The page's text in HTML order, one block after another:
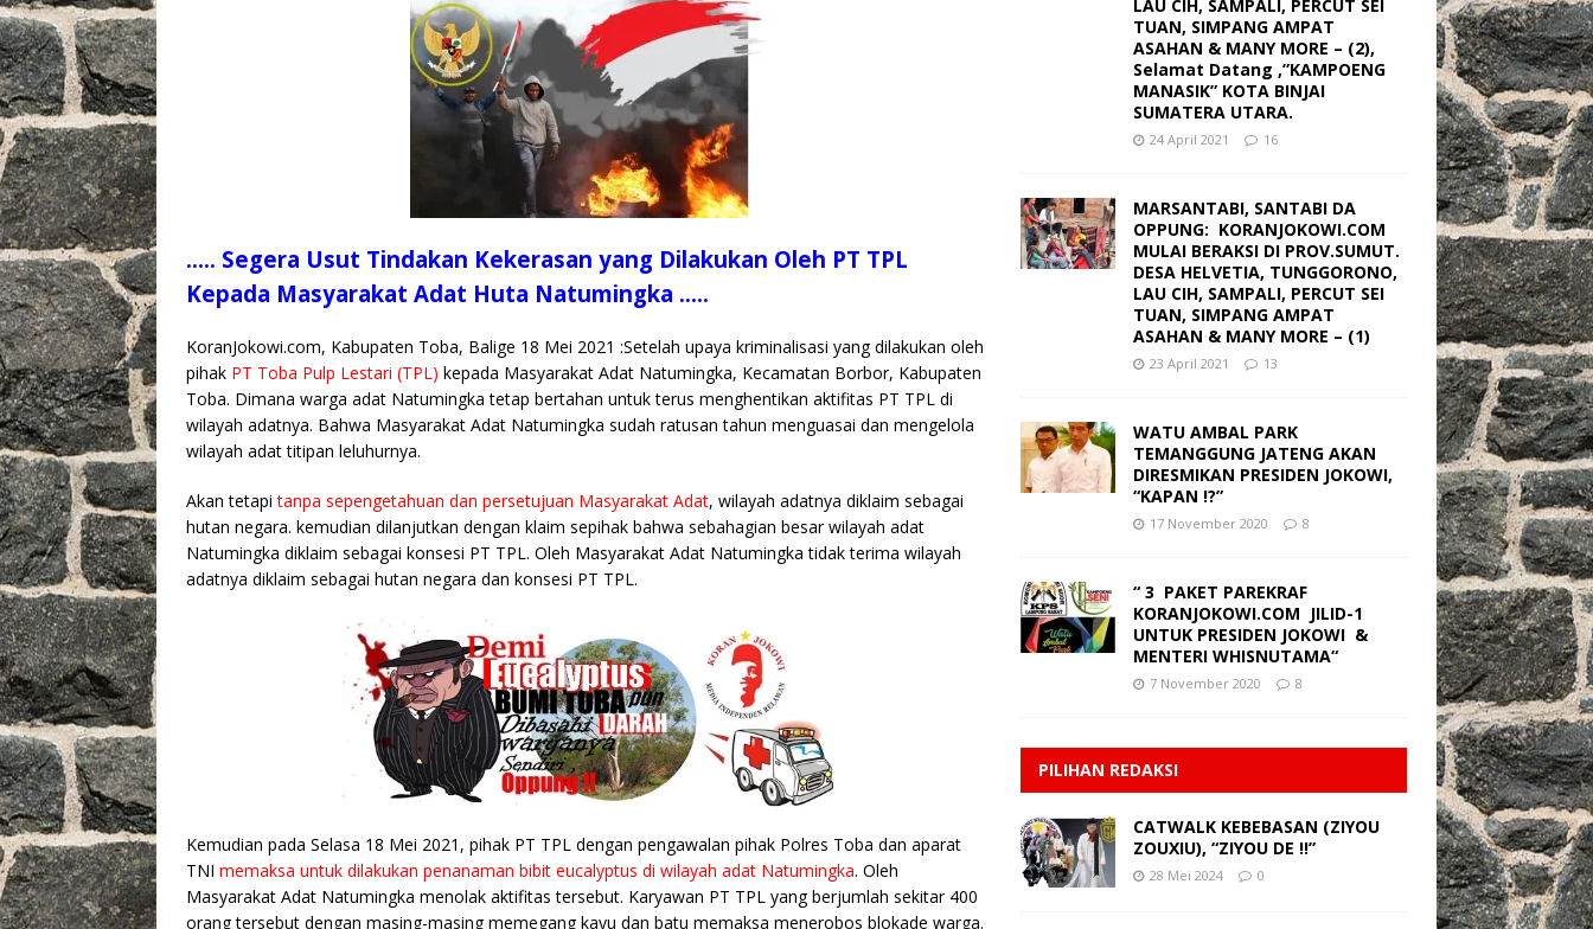
n
k
g
e
r
….. Segera Usut Tindakan Kekerasan yang Dilakukan Oleh PT TPL
Kepada Masyarakat Adat Huta Natumingka …..
KoranJokowi.com, Kabupaten Toba, Balige 18 Mei 2021 :Setelah upaya kriminalisasi yang dilakukan oleh
pihak PT Toba Pulp Lestari (TPL) kepada Masyarakat Adat Natumingka, Kecamatan Borbor, Kabupaten
Toba. Dimana warga adat Natumingka tetap bertahan untuk terus menghentikan aktifitas PT TPL di
wilayah adatnya. Bahwa Masyarakat Adat Natumingka sudah ratusan tahun menguasai dan mengelola
wilayah adat titipan leluhurnya.
Akan tetapitanpa sepengetahuan dan persetujuan Masyarakat Adat, wilayah adatnya diklaim sebagai
hutan negara. kemudian dilanjutkan dengan klaim sepihak bahwa sebahagian besar wilayah adat
Natumingka diklaim sebagai konsesi PT TPL. Oleh Masyarakat Adat Natumingka tidak terima wilayah
adatnya diklaim sebagai hutan negara dan konsesi PT TPL.
Kemudian pada Selasa 18 Mei 2021, pihak PT TPL dengan pengawalan pihak Polres Toba dan aparat
TNI memaksa untuk dilakukan penanaman bibit eucalyptus di wilayah adat Natumingka. Oleh
Masyarakat Adat Natumingka menolak aktifitas tersebut. Karyawan PT TPL yang berjumlah sekitar 400
orang tersebut dengan masing-masing memegang kayu dan batu memaksa menerobos blokade warga.
LAU CIH, SAMPALI, PERCUT SEI
TUAN, SIMPANG AMPAT
ASAHAN & MANY MORE – (2),
Selamat Datang ,”KAMPOENG
MANASIK” KOTA BINJAI
SUMATERA UTARA.
24 April 2021 16
MARSANTABI, SANTABI DA
OPPUNG: KORANJOKOWI.COM
MULAI BERAKSI DI PROV.SUMUT.
DESA HELVETIA, TUNGGORONO,
LAU CIH, SAMPALI, PERCUT SEI
TUAN, SIMPANG AMPAT
ASAHAN & MANY MORE – (1)
23 April 2021 13
WATU AMBAL PARK
TEMANGGUNG JATENG AKAN
DIRESMIKAN PRESIDEN JOKOWI,
“KAPAN !?”
17 November 2020 8
“ 3 PAKET PAREKRAF
KORANJOKOWI.COM JILID-1
UNTUK PRESIDEN JOKOWI &
MENTERI WHISNUTAMA“
7 November 2020 8
PILIHAN REDAKSI
CATWALK KEBEBASAN (ZIYOU
ZOUXIU), “ZIYOU DE !!”
28 Mei 2024 0